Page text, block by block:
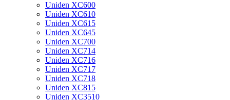
Uniden XC600
Uniden XC610
Uniden XC615
Uniden XC645
Uniden XC700
Uniden XC714
Uniden XC716
Uniden XC717
Uniden XC718
Uniden XC815
Uniden XC3510